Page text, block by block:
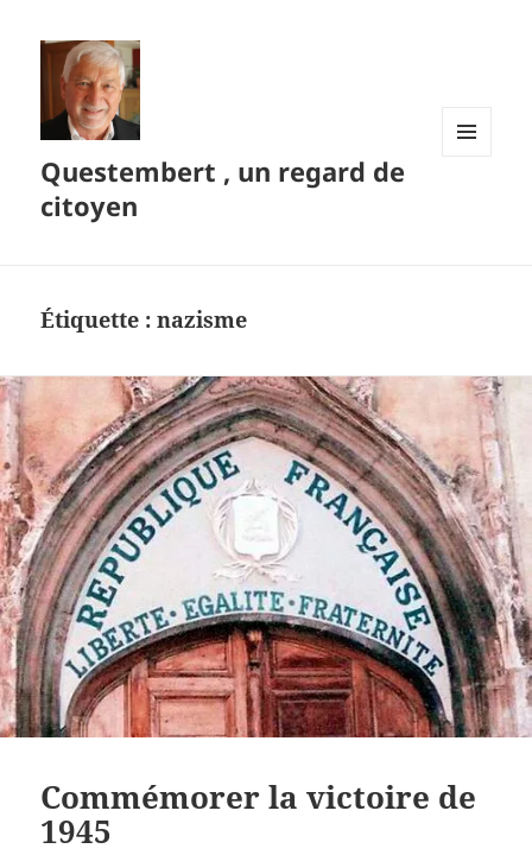
Questembert , un regard de
citoyen
Étiquette :nazisme
Commémorer la victoire de
1945